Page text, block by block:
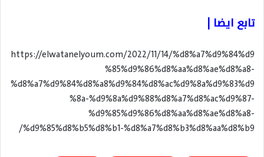
تابع ايضا |
https://elwatanelyoum.com/2022/11/14/%d8%a7%d9%84%d9
%85%d9%86%d8%aa%d8%ae%d8%a8-
%d8%a7%d9%84%d8%a8%d9%84%d8%ac%d9%8a%d9%83%d9
%8a-%d9%8a%d9%88%d8%a7%d8%ac%d9%87-
%d9%85%d9%86%d8%aa%d8%ae%d8%a8-
%d9%85%d8%b5%d8%b1-%d8%a7%d8%b3%d8%aa%d8%b9/